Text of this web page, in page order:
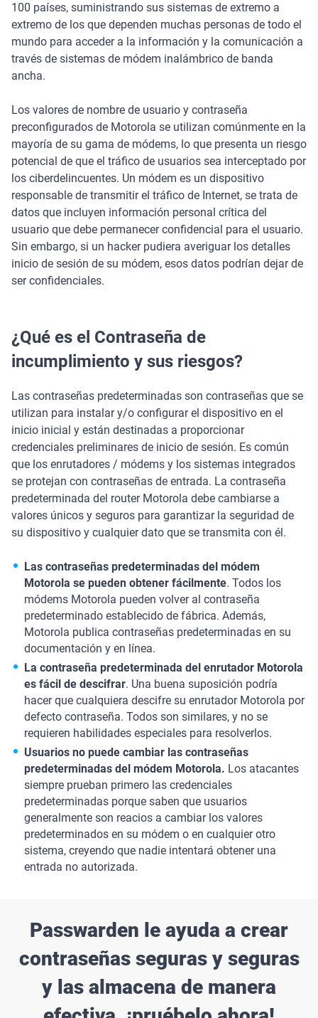
100 países, suministrando sus sistemas de extremo a
extremo de los que dependen muchas personas de todo el
mundo para acceder a la información y la comunicación a
través de sistemas de módem inalámbrico de banda
ancha.
Los valores de nombre de usuario y contraseña
preconfigurados de Motorola se utilizan comúnmente en la
mayoría de su gama de módems, lo que presenta un riesgo
potencial de que el tráfico de usuarios sea interceptado por
los ciberdelincuentes. Un módem es un dispositivo
responsable de transmitir el tráfico de Internet, se trata de
datos que incluyen información personal crítica del
usuario que debe permanecer confidencial para el usuario.
Sin embargo, si un hacker pudiera averiguar los detalles
inicio de sesión de su módem, esos datos podrían dejar de
ser confidenciales.
¿Qué es el Contraseña de
incumplimiento y sus riesgos?
Las contraseñas predeterminadas son contraseñas que se
utilizan para instalar y/o configurar el dispositivo en el
inicio inicial y están destinadas a proporcionar
credenciales preliminares de inicio de sesión. Es común
que los enrutadores / módems y los sistemas integrados
se protejan con contraseñas de entrada. La contraseña
predeterminada del router Motorola debe cambiarse a
valores únicos y seguros para garantizar la seguridad de
su dispositivo y cualquier dato que se transmita con él.
Las contraseñas predeterminadas del módem
Motorola se pueden obtener fácilmente. Todos los
módems Motorola pueden volver al contraseña
predeterminado establecido de fábrica. Además,
Motorola publica contraseñas predeterminadas en su
documentación y en línea.
La contraseña predeterminada del enrutador Motorola
es fácil de descifrar. Una buena suposición podría
hacer que cualquiera descifre su enrutador Motorola por
defecto contraseña. Todos son similares, y no se
requieren habilidades especiales para resolverlos.
Usuarios no puede cambiar las contraseñas
predeterminadas del módem Motorola. Los atacantes
siempre prueban primero las credenciales
predeterminadas porque saben que usuarios
generalmente son reacios a cambiar los valores
predeterminados en su módem o en cualquier otro
sistema, creyendo que nadie intentará obtener una
entrada no autorizada.
Passwarden le ayuda a crear
contraseñas seguras y seguras
y las almacena de manera